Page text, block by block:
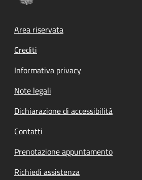
Footer menu
Area riservata
Crediti
Informativa privacy
Note legali
Dichiarazione di accessibilità
Contatti
Prenotazione appuntamento
Richiedi assistenza